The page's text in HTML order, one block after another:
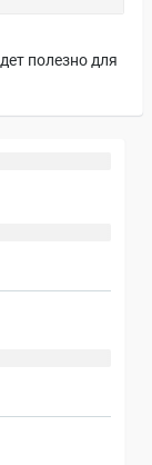
полезно для